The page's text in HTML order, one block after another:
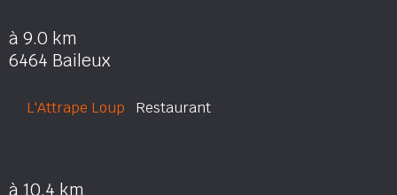
à 9.0 km
6464 Baileux
L'Attrape Loup Restaurant
à 10.4 km